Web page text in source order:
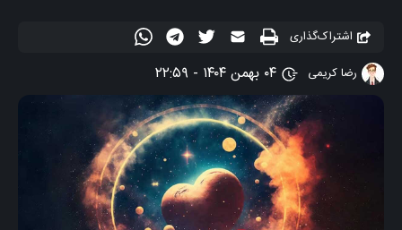
اشتراک‌گذاری
رضا کریمی
۰۴ بهمن ۱۴۰۴ - ۲۲:۵۹